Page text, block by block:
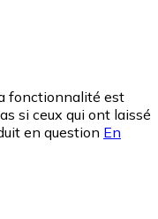
fonctionnalité est
si ceux qui ont laissé
en question En